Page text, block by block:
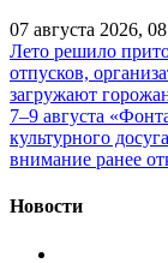
07 августа 2026,
Лето решило
отпусков,
загружают
7–9 августа
культурного
внимание ранее
Новости